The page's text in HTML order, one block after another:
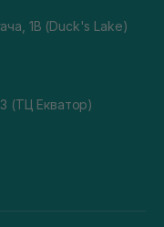
1В (Duck's Lake)
(ТЦ Екватор)